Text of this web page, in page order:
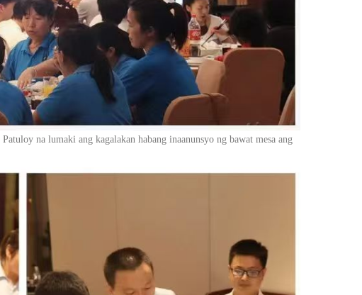
Patuloy na lumaki ang kagalakan habang inaanunsyo ng bawat mesa ang